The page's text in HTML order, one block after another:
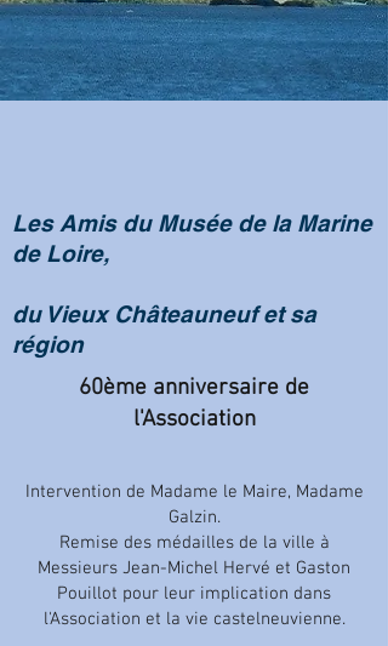
Les Amis du Musée de la Marine
de Loire,
du Vieux Châteauneuf et sa
région
60ème anniversaire de
l'Association
Intervention de Madame le Maire, Madame
Galzin.
Remise des médailles de la ville à
Messieurs Jean-Michel Hervé et Gaston
Pouillot pour leur implication dans
l'Association et la vie castelneuvienne.